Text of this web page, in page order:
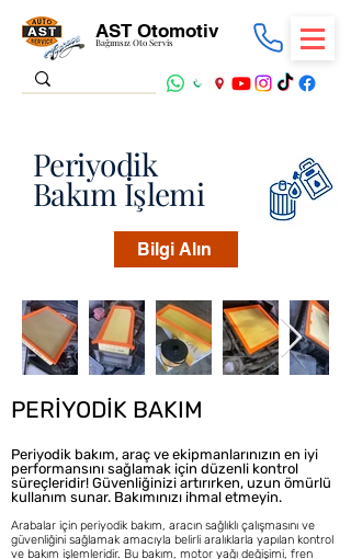
AST Otomotiv
Bağımsız Oto Servis
Periyodik
Bakım İşlemi
Bilgi Alın
PERİYODİK BAKIM
Periyodik bakım, araç ve ekipmanlarınızın en iyi
performansını sağlamak için düzenli kontrol
süreçleridir! Güvenliğinizi artırırken, uzun ömürlü
kullanım sunar. Bakımınızı ihmal etmeyin.
Arabalar için periyodik bakım, aracın sağlıklı çalışmasını ve
güvenliğini sağlamak amacıyla belirli aralıklarla yapılan kontrol
ve bakım işlemleridir. Bu bakım, motor yağı değişimi, fren